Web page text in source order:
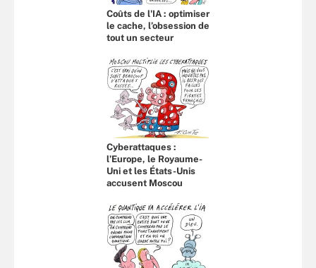
Coûts de l'IA : optimiser
le cache, l’obsession de
tout un secteur
Cyberattaques :
l’Europe, le Royaume-
Uni et les États-Unis
accusent Moscou